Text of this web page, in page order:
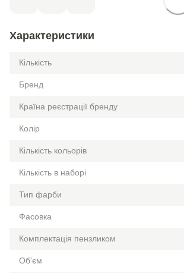
Характеристики
Кількість
Бренд
Країна реєстрації бренду
Колір
Кількість кольорів
Кількість в наборі
Тип фарби
Фасовка
Комплектація пензликом
Об'єм